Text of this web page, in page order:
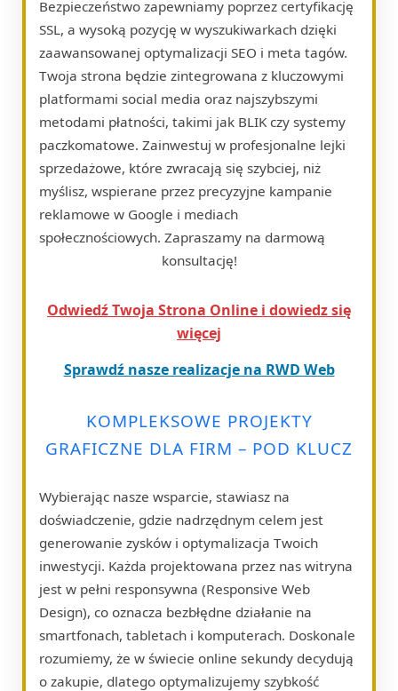
Bezpieczeństwo zapewniamy poprzez certyfikację
SSL, a wysoką pozycję w wyszukiwarkach dzięki
zaawansowanej optymalizacji SEO i meta tagów.
Twoja strona będzie zintegrowana z kluczowymi
platformami social media oraz najszybszymi
metodami płatności, takimi jak BLIK czy systemy
paczkomatowe. Zainwestuj w profesjonalne lejki
sprzedażowe, które zwracają się szybciej, niż
myślisz, wspierane przez precyzyjne kampanie
reklamowe w Google i mediach
społecznościowych. Zapraszamy na darmową
konsultację!
Odwiedź Twoja Strona Online i dowiedz się
więcej
Sprawdź nasze realizacje na RWD Web
KOMPLEKSOWE PROJEKTY
GRAFICZNE DLA FIRM – POD KLUCZ
Wybierając nasze wsparcie, stawiasz na
doświadczenie, gdzie nadrzędnym celem jest
generowanie zysków i optymalizacja Twoich
inwestycji. Każda projektowana przez nas witryna
jest w pełni responsywna (Responsive Web
Design), co oznacza bezbłędne działanie na
smartfonach, tabletach i komputerach. Doskonale
rozumiemy, że w świecie online sekundy decydują
o zakupie, dlatego optymalizujemy szybkość